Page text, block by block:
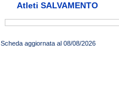
Atleti SALVAMENTO
Scheda aggiornata al 08/08/2026